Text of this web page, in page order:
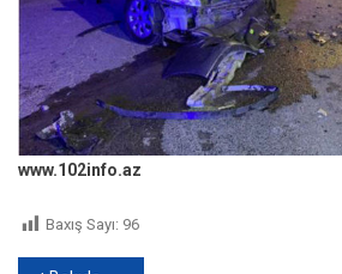
www.102info.az
Baxış Sayı: 96